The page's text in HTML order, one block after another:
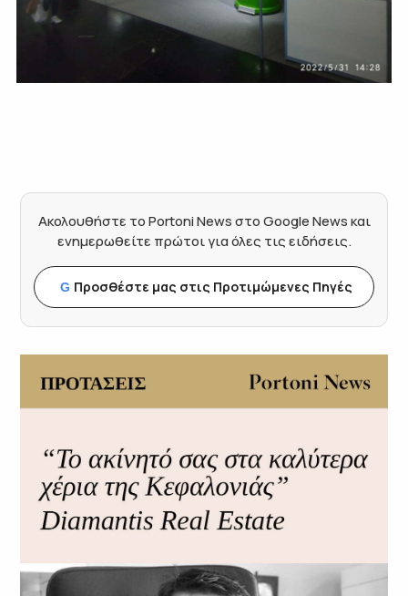
Ακολουθήστε το Portoni News στο Google News και
ενημερωθείτε πρώτοι για όλες τις ειδήσεις.
G Προσθέστε μας στις Προτιμώμενες Πηγές